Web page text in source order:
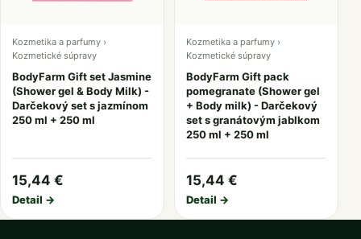
Kozmetika a parfumy ›
Kozmetické súpravy
BodyFarm Gift set Jasmine
(Shower gel & Body Milk) -
Darčekový set s jazmínom
250 ml + 250 ml
15,44 €
Detail →
Kozmetika a parfumy ›
Kozmetické súpravy
BodyFarm Gift pack
pomegranate (Shower gel
+ Body milk) - Darčekový
set s granátovým jablkom
250 ml + 250 ml
15,44 €
Detail →